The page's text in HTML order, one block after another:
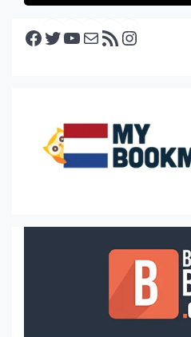
Facebook Twitter YouTube E-mail RSS feed